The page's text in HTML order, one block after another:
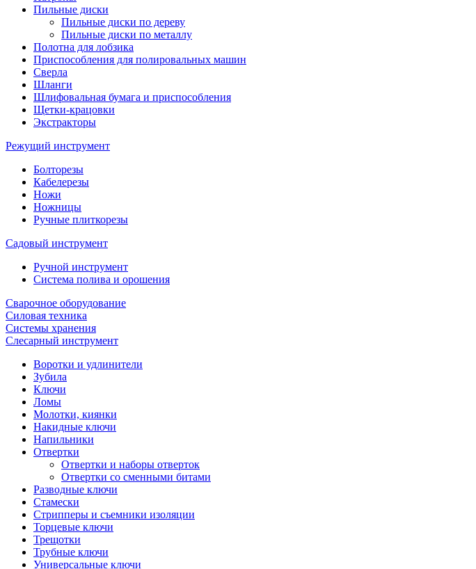
Пильные диски
Пильные диски по дереву
Пильные диски по металлу
Полотна для лобзика
Приспособления для полировальных машин
Сверла
Шланги
Шлифовальная бумага и приспособления
Щетки-крацовки
Экстракторы
Режущий инструмент
Болторезы
Кабелерезы
Ножи
Ножницы
Ручные плиткорезы
Садовый инструмент
Ручной инструмент
Система полива и орошения
Сварочное оборудование
Силовая техника
Системы хранения
Слесарный инструмент
Воротки и удлинители
Зубила
Ключи
Ломы
Молотки, киянки
Накидные ключи
Напильники
Отвертки
Отвертки и наборы отверток
Отвертки со сменными битами
Разводные ключи
Стамески
Стрипперы и съемники изоляции
Торцевые ключи
Трещотки
Трубные ключи
Универсальные ключи